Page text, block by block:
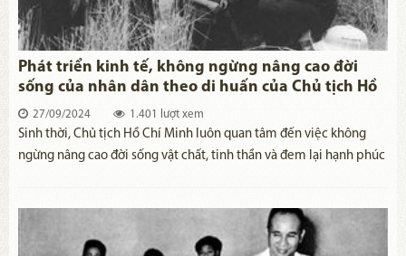
Phát triển kinh tế, không ngừng nâng cao đời
sống của nhân dân theo di huấn của Chủ tịch Hồ
Chí Minh
27/09/2024 1.401 lượt xem
​Sinh thời, Chủ tịch Hồ Chí Minh luôn quan tâm đến việc không
ngừng nâng cao đời sống vật chất, tinh thần và đem lại hạnh phúc
có trong dân để xây dựng cuộc sống ấm no, hạnh phúc của nhân
dân. Và trong Di chúc, trước lúc đi xa, Người căn dặn: “Đảng cần